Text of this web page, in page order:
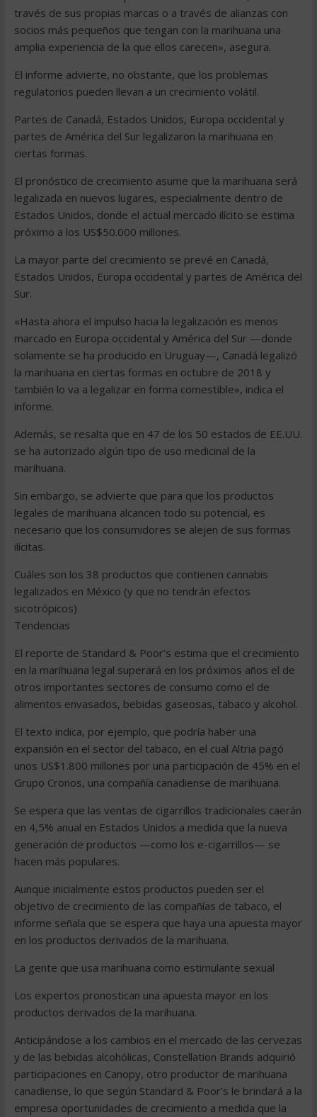
través de sus propias marcas o a través de alianzas con
socios más pequeños que tengan con la marihuana una
amplia experiencia de la que ellos carecen», asegura.
El informe advierte, no obstante, que los problemas
regulatorios pueden llevan a un crecimiento volátil.
Partes de Canadá, Estados Unidos, Europa occidental y
partes de América del Sur legalizaron la marihuana en
ciertas formas.
El pronóstico de crecimiento asume que la marihuana será
legalizada en nuevos lugares, especialmente dentro de
Estados Unidos, donde el actual mercado ilícito se estima
próximo a los US$50.000 millones.
La mayor parte del crecimiento se prevé en Canadá,
Estados Unidos, Europa occidental y partes de América del
Sur.
«Hasta ahora el impulso hacia la legalización es menos
marcado en Europa occidental y América del Sur —donde
solamente se ha producido en Uruguay—, Canadá legalizó
la marihuana en ciertas formas en octubre de 2018 y
también lo va a legalizar en forma comestible», indica el
informe.
Además, se resalta que en 47 de los 50 estados de EE.UU.
se ha autorizado algún tipo de uso medicinal de la
marihuana.
Sin embargo, se advierte que para que los productos
legales de marihuana alcancen todo su potencial, es
necesario que los consumidores se alejen de sus formas
ilícitas.
Cuáles son los 38 productos que contienen cannabis
legalizados en México (y que no tendrán efectos
sicotrópicos)
Tendencias
El reporte de Standard & Poor’s estima que el crecimiento
en la marihuana legal superará en los próximos años el de
otros importantes sectores de consumo como el de
alimentos envasados, bebidas gaseosas, tabaco y alcohol.
El texto indica, por ejemplo, que podría haber una
expansión en el sector del tabaco, en el cual Altria pagó
unos US$1.800 millones por una participación de 45% en el
Grupo Cronos, una compañía canadiense de marihuana.
Se espera que las ventas de cigarrillos tradicionales caerán
en 4,5% anual en Estados Unidos a medida que la nueva
generación de productos —como los e-cigarrillos— se
hacen más populares.
Aunque inicialmente estos productos pueden ser el
objetivo de crecimiento de las compañías de tabaco, el
informe señala que se espera que haya una apuesta mayor
en los productos derivados de la marihuana.
La gente que usa marihuana como estimulante sexual
Los expertos pronostican una apuesta mayor en los
productos derivados de la marihuana.
Anticipándose a los cambios en el mercado de las cervezas
y de las bebidas alcohólicas, Constellation Brands adquirió
participaciones en Canopy, otro productor de marihuana
canadiense, lo que según Standard & Poor’s le brindará a la
empresa oportunidades de crecimiento a medida que la